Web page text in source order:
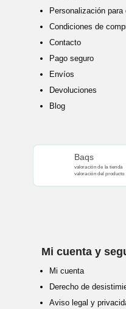
Personalización para
Condiciones de
Contacto
Pago seguro
Envíos
Devoluciones
Blog
Baqs
valoración de la tienda
valoración del producto
Mi cuenta y
Mi cuenta
Derecho de
Aviso legal y